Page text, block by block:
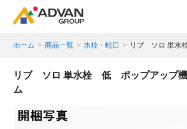
商品ページにある「お気に入り登録」を
商品がここに表示されます。
ホーム > 商品一覧 > 水栓・蛇口 > リブ ソロ 単水
リブ ソロ 単水栓 低 ポップアップ機
ム